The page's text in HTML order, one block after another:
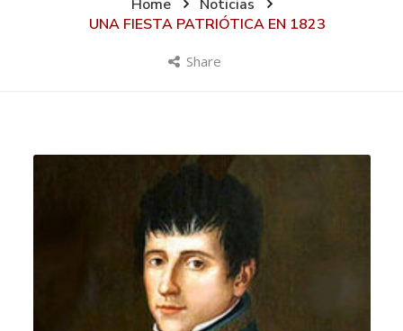
Home
Noticias
UNA FIESTA PATRIÓTICA EN 1823
Share